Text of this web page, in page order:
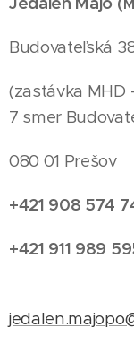
Budovateľská
(zastávka MHD
7 smer
080 01 Prešov
+421 908 574
+421 911 989